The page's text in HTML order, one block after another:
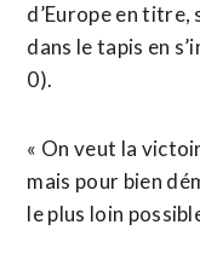
d’Europe ‌en titre,
dans le tapis en
0).
« On veut la
mais pour bien
le plus loin